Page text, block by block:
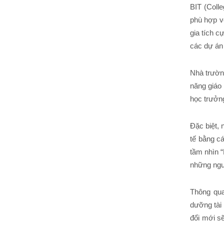
BIT
phù hợp
gia tích
các dự
Nhà
năng
học
Đặc biệt,
tế bằng
tầm nhìn
những
Thông
dưỡng tài
đổi mới